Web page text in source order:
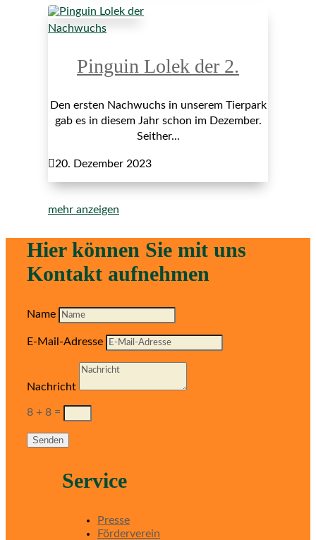
Nachwuchs
Pinguin Lolek der 2.
Den ersten Nachwuchs in unserem Tierpark
gab es in diesem Jahr schon im Dezember.
Seither...
20. Dezember 2023
mehr anzeigen
Hier können Sie mit uns
Kontakt aufnehmen
Name
E-Mail-Adresse
Nachricht
8 + 8 =
Senden
Service
Presse
Förderverein